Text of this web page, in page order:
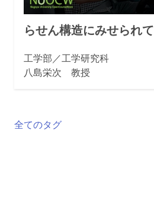
らせん構造にみせられて
工学部／工学研究科
八島栄次 教授
全てのタグ